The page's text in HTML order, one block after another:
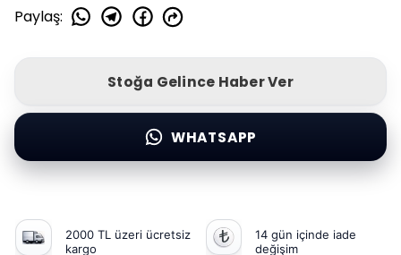
Paylaş:
Stoğa Gelince Haber Ver
WHATSAPP
2000 TL üzeri ücretsiz
kargo
14 gün içinde iade
değişim